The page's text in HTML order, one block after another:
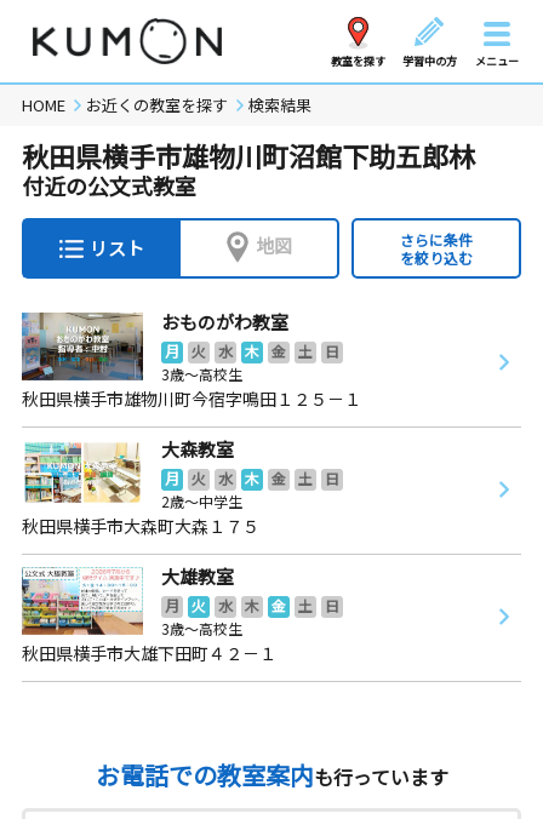
教室を探す 学習中の方 メニュー
HOME お近くの教室を探す 検索結果
秋田県横手市雄物川町沼館下助五郎林
付近の公文式教室
リスト 地図
さらに条件
を絞り込む
おものがわ教室
月 火 水 木 金 土
日
3歳～高校生
秋田県横手市雄物川町今宿字鳴田１２５－１
大森教室
月 火 水 木 金 土
日
2歳～中学生
秋田県横手市大森町大森１７５
大雄教室
月 火 水 木 金 土
日
3歳～高校生
秋田県横手市大雄下田町４２－１
お電話での教室案内も行っています